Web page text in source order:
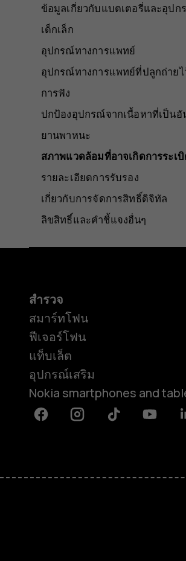
ข้อมูลเกี่ยวกับแบตเตอรี่และอุปก
เด็กเล็ก
อุปกรณ์ทางการแพทย์
อุปกรณ์ทางการแพทย์ที่ปลูกถ่ายไ
การฟัง
ปกป้องอุปกรณ์จากเนื้อหาที่เป็นอั
ยานพาหนะ
สภาพแวดล้อมที่อาจเกิดการระเ
รายละเอียดการรับรอง
เกี่ยวกับการจัดการสิทธิ์ดิจิทัล
ลิขสิทธิ์และคำชี้แจงอื่นๆ
สำรวจ
สมาร์ทโฟน
ฟีเจอร์โฟน
แท็บเล็ต
อุปกรณ์เสริม
Nokia smartphones and
FacebookInstagramTiktok